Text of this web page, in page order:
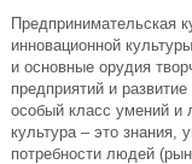
Предпринимательская
инновационной
и основные орудия
предприятий и
особый класс умений и
культура – это знания,
потребности людей